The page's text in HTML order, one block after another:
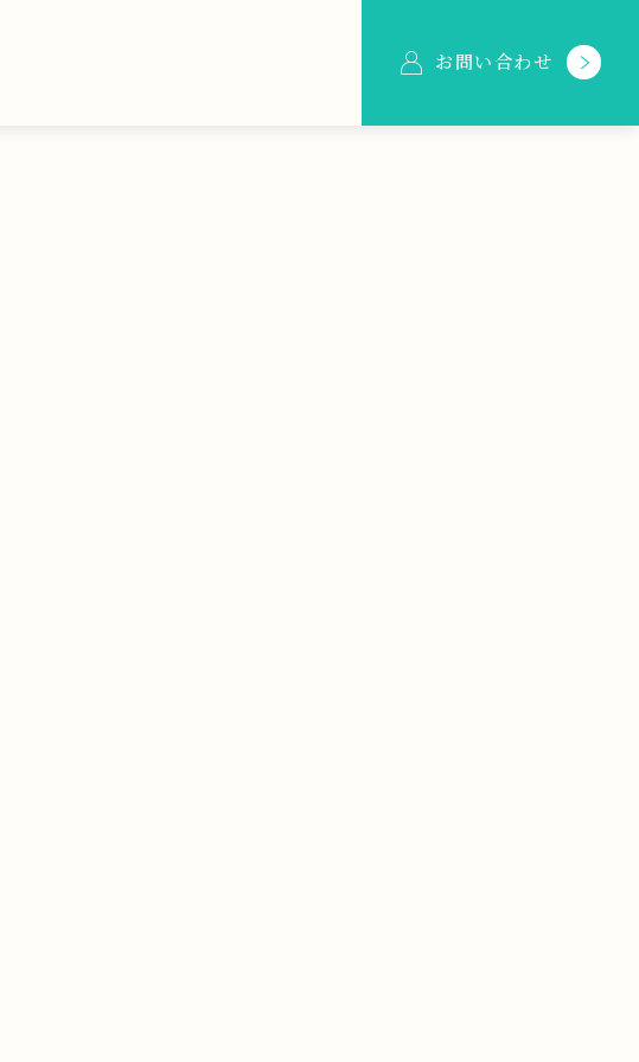
お問い合わせ